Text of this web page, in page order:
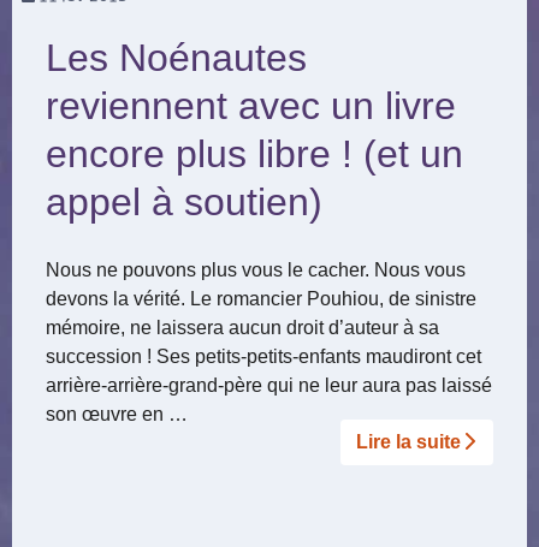
Les Noénautes
reviennent avec un livre
encore plus libre ! (et un
appel à soutien)
Nous ne pouvons plus vous le cacher. Nous vous
devons la vérité. Le romancier Pouhiou, de sinistre
mémoire, ne laissera aucun droit d’auteur à sa
succession ! Ses petits-petits-enfants maudiront cet
arrière-arrière-grand-père qui ne leur aura pas laissé
son œuvre en …
Lire la suite­­